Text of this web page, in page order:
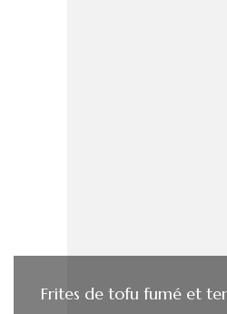
Frites de tofu fumé et